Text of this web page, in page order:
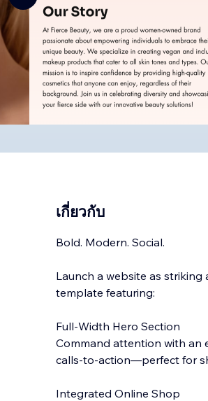
เกี่ยวกับ
Bold. Modern. Social.
Launch a website as striking
template featuring:
Full-Width Hero Section
Command attention with an
calls-to-action—perfect for
Integrated Online Shop